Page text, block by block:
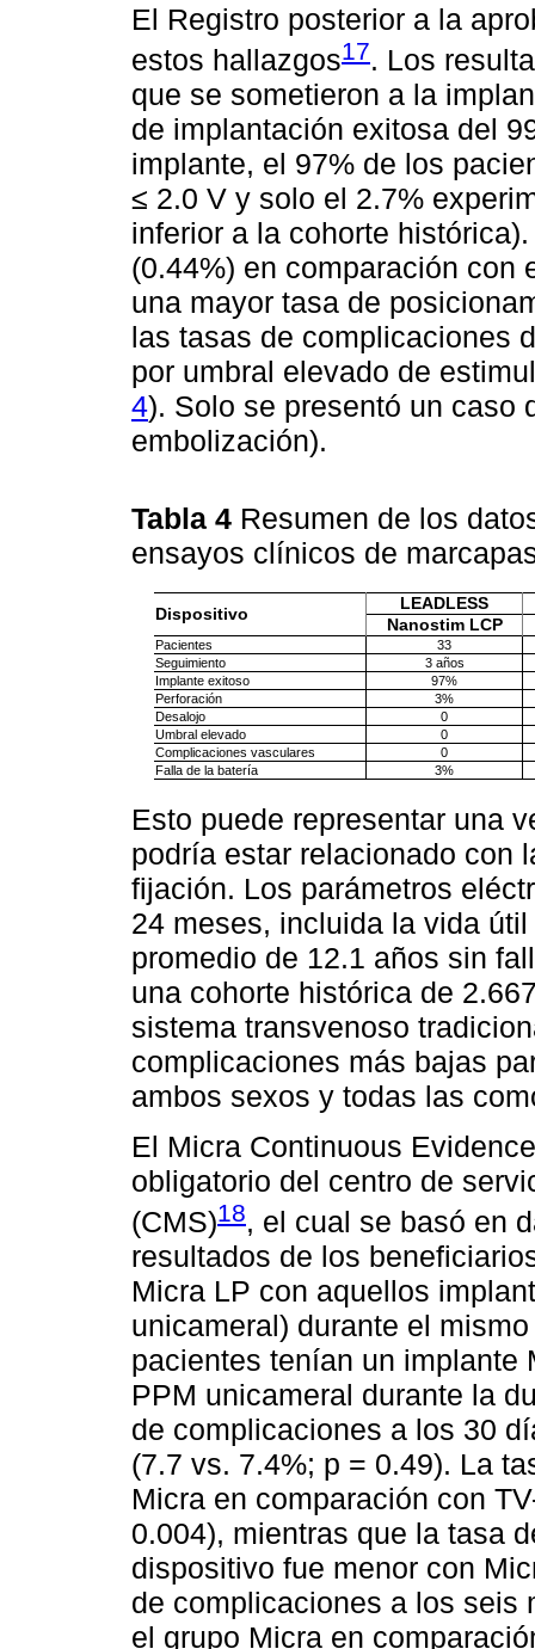
El Registro posterior a la
estos hallazgos17. Los
que se sometieron a la
de implantación exitosa del
implante, el 97% de los
≤ 2.0 V y solo el 2.7%
inferior a la cohorte
(0.44%) en comparación con
una mayor tasa de
las tasas de complicaciones
por umbral elevado de
4). Solo se presentó un caso
embolización).
Tabla 4 Resumen de los
ensayos clínicos de
Dispositivo
LEADLESS
Nanostim LCP
Pacientes
33
Seguimiento
3 años
Implante exitoso
97%
Perforación
3%
Desalojo
0
Umbral elevado
0
Complicaciones vasculares
0
Falla de la batería
3%
Esto puede representar una
podría estar relacionado con
fijación. Los parámetros
24 meses, incluida la vida
promedio de 12.1 años sin
una cohorte histórica de
sistema transvenoso
complicaciones más bajas
ambos sexos y todas las
El Micra Continuous
obligatorio del centro de
(CMS)18, el cual se basó en
resultados de los
Micra LP con aquellos
unicameral) durante el
pacientes tenían un implante
PPM unicameral durante la
de complicaciones a los 30
(7.7 vs. 7.4%; p = 0.49). La
Micra en comparación con
0.004), mientras que la tasa
dispositivo fue menor con
de complicaciones a los seis
el grupo Micra en